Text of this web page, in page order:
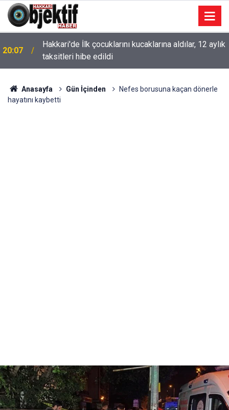
20:07
Hakkari'de İlk çocuklarını kucaklarına aldılar, 12 aylık
taksitleri hibe edildi
Anasayfa Gün İçinden
Nefes borusuna kaçan dönerle
hayatını kaybetti